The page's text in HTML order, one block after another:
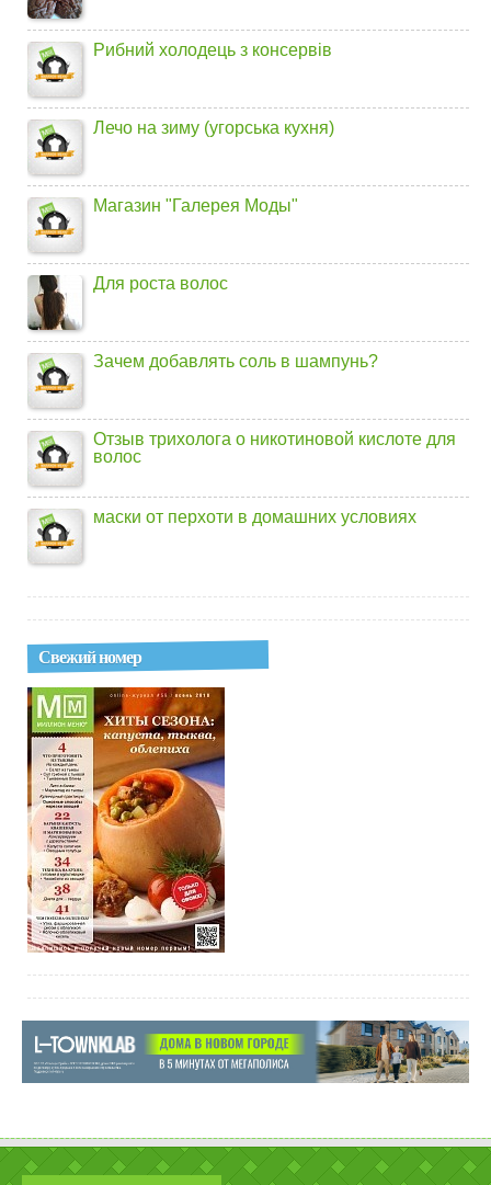
Рибний холодець з консервів
Лечо на зиму (угорська кухня)
Магазин "Галерея Моды"
Для роста волос
Зачем добавлять соль в шампунь?
Отзыв трихолога о никотиновой кислоте для
волос
маски от перхоти в домашних условиях
Свежий номер